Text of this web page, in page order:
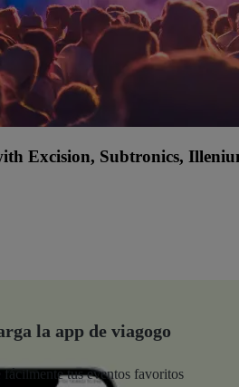
Excision, Subtronics,
la app de viagogo
fácilmente tus eventos favoritos